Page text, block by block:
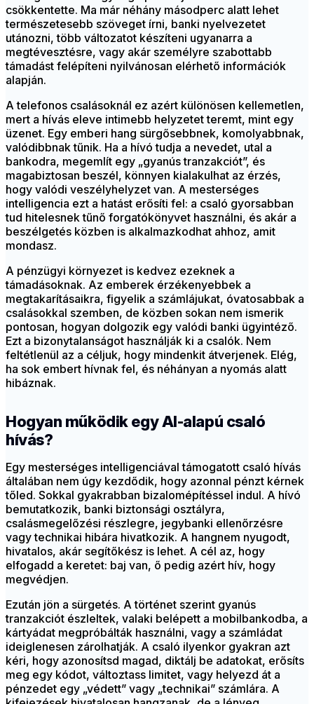
csökkentette. Ma már néhány másodperc alatt lehet
természetesebb szöveget írni, banki nyelvezetet
utánozni, több változatot készíteni ugyanarra a
megtévesztésre, vagy akár személyre szabottabb
támadást felépíteni nyilvánosan elérhető információk
alapján.
A telefonos csalásoknál ez azért különösen kellemetlen,
mert a hívás eleve intimebb helyzetet teremt, mint egy
üzenet. Egy emberi hang sürgősebbnek, komolyabbnak,
valódibbnak tűnik. Ha a hívó tudja a nevedet, utal a
bankodra, megemlít egy „gyanús tranzakciót”, és
magabiztosan beszél, könnyen kialakulhat az érzés,
hogy valódi veszélyhelyzet van. A mesterséges
intelligencia ezt a hatást erősíti fel: a csaló gyorsabban
tud hitelesnek tűnő forgatókönyvet használni, és akár a
beszélgetés közben is alkalmazkodhat ahhoz, amit
mondasz.
A pénzügyi környezet is kedvez ezeknek a
támadásoknak. Az emberek érzékenyebbek a
megtakarításaikra, figyelik a számlájukat, óvatosabbak a
csalásokkal szemben, de közben sokan nem ismerik
pontosan, hogyan dolgozik egy valódi banki ügyintéző.
Ezt a bizonytalanságot használják ki a csalók. Nem
feltétlenül az a céljuk, hogy mindenkit átverjenek. Elég,
ha sok embert hívnak fel, és néhányan a nyomás alatt
hibáznak.
Hogyan működik egy AI-alapú csaló
hívás?
Egy mesterséges intelligenciával támogatott csaló hívás
általában nem úgy kezdődik, hogy azonnal pénzt kérnek
tőled. Sokkal gyakrabban bizalomépítéssel indul. A hívó
bemutatkozik, banki biztonsági osztályra,
csalásmegelőzési részlegre, jegybanki ellenőrzésre
vagy technikai hibára hivatkozik. A hangnem nyugodt,
hivatalos, akár segítőkész is lehet. A cél az, hogy
elfogadd a keretet: baj van, ő pedig azért hív, hogy
megvédjen.
Ezután jön a sürgetés. A történet szerint gyanús
tranzakciót észleltek, valaki belépett a mobilbankodba, a
kártyádat megpróbálták használni, vagy a számládat
ideiglenesen zárolhatják. A csaló ilyenkor gyakran azt
kéri, hogy azonosítsd magad, diktálj be adatokat, erősíts
meg egy kódot, változtass limitet, vagy helyezd át a
pénzedet egy „védett” vagy „technikai” számlára. A